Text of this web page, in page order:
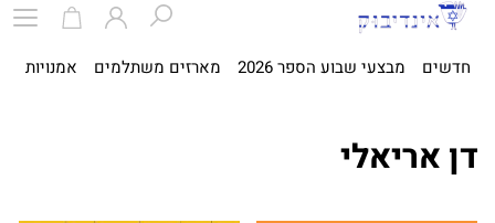
חדשים מבצעי שבוע הספר 2026 מארזים משתלמים אמנויות
דן אריאלי